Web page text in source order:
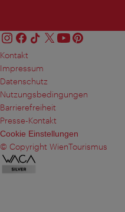
Kontakt
Impressum
Datenschutz
Nutzungsbedingungen
Barrierefreiheit
Presse-Kontakt
Cookie Einstellungen
© Copyright WienTourismus